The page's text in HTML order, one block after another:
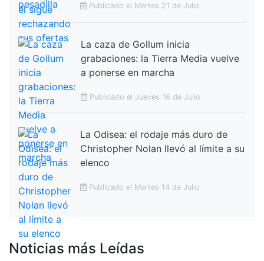
Publicado el Martes 21 de Julio
La caza de Gollum inicia
grabaciones: la Tierra Media vuelve
a ponerse en marcha
Publicado el Jueves 16 de Julio
La Odisea: el rodaje más duro de
Christopher Nolan llevó al límite a su
elenco
Publicado el Martes 14 de Julio
Noticias más Leídas